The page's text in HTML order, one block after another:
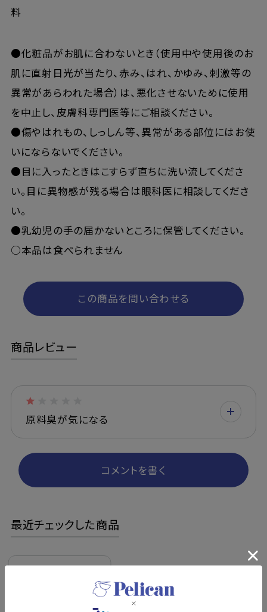
料
●化粧品がお肌に合わないとき（使用中や使用後のお
肌に直射日光が当たり、赤み、はれ、かゆみ、刺激等の
異常があらわれた場合）は、悪化させないために使用
を中止し、皮膚科専門医等にご相談ください。
●傷やはれもの、しっしん等、異常がある部位にはお使
いにならないでください。
●目に入ったときはこすらず直ちに洗い流してくださ
い。目に異物感が残る場合は眼科医に相談してくださ
い。
●乳幼児の手の届かないところに保管してください。
○本品は食べられません
この商品を問い合わせる
商品レビュー
原料臭が気になる
コメントを書く
最近チェックした商品